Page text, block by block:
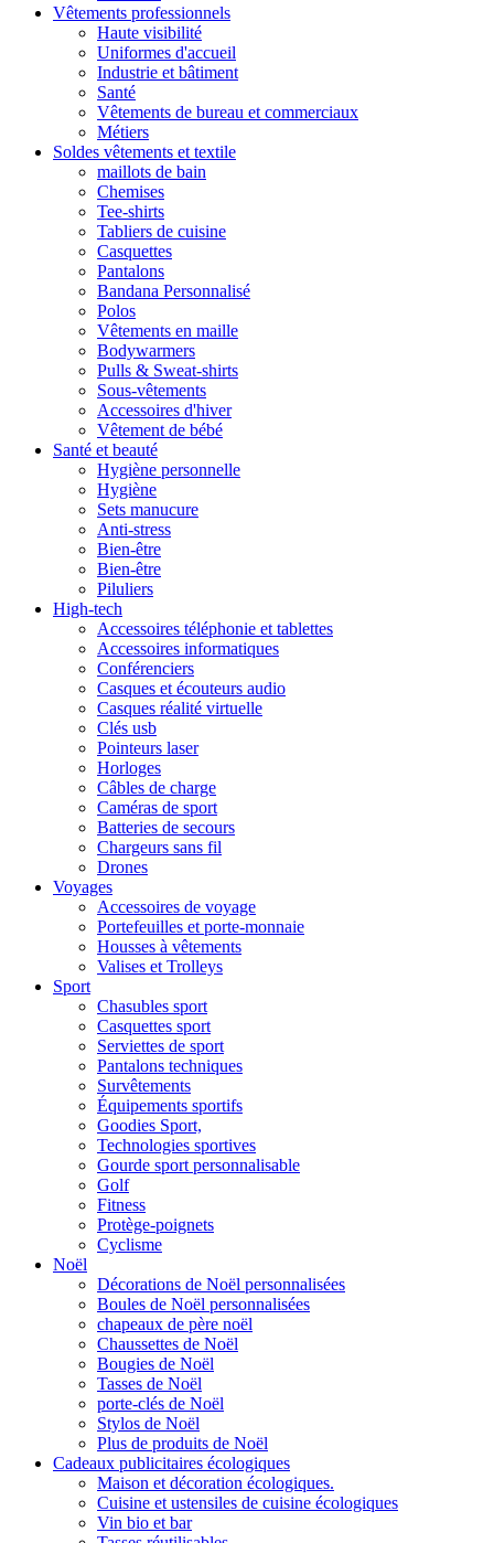
Vêtements professionnels
Haute visibilité
Uniformes d'accueil
Industrie et bâtiment
Santé
Vêtements de bureau et commerciaux
Métiers
Soldes vêtements et textile
maillots de bain
Chemises
Tee-shirts
Tabliers de cuisine
Casquettes
Pantalons
Bandana Personnalisé
Polos
Vêtements en maille
Bodywarmers
Pulls & Sweat-shirts
Sous-vêtements
Accessoires d'hiver
Vêtement de bébé
Santé et beauté
Hygiène personnelle
Hygiène
Sets manucure
Anti-stress
Bien-être
Bien-être
Piluliers
High-tech
Accessoires téléphonie et tablettes
Accessoires informatiques
Conférenciers
Casques et écouteurs audio
Casques réalité virtuelle
Clés usb
Pointeurs laser
Horloges
Câbles de charge
Caméras de sport
Batteries de secours
Chargeurs sans fil
Drones
Voyages
Accessoires de voyage
Portefeuilles et porte-monnaie
Housses à vêtements
Valises et Trolleys
Sport
Chasubles sport
Casquettes sport
Serviettes de sport
Pantalons techniques
Survêtements
Équipements sportifs
Goodies Sport,
Technologies sportives
Gourde sport personnalisable
Golf
Fitness
Protège-poignets
Cyclisme
Noël
Décorations de Noël personnalisées
Boules de Noël personnalisées
chapeaux de père noël
Chaussettes de Noël
Bougies de Noël
Tasses de Noël
porte-clés de Noël
Stylos de Noël
Plus de produits de Noël
Cadeaux publicitaires écologiques
Maison et décoration écologiques.
Cuisine et ustensiles de cuisine écologiques
Vin bio et bar